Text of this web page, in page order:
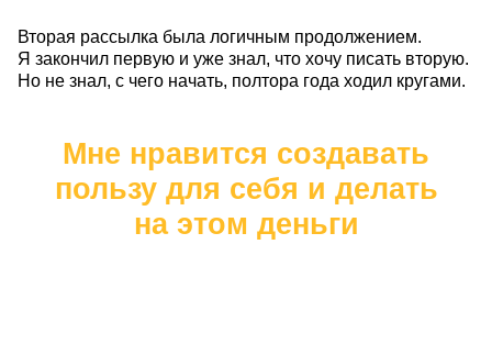
Вторая рассылка была логичным продолжением.
Я закончил первую и уже знал, что хочу писать вторую.
Но не знал, с чего начать, полтора года ходил кругами.
Мне нравится создавать
пользу для себя и делать
на этом деньги